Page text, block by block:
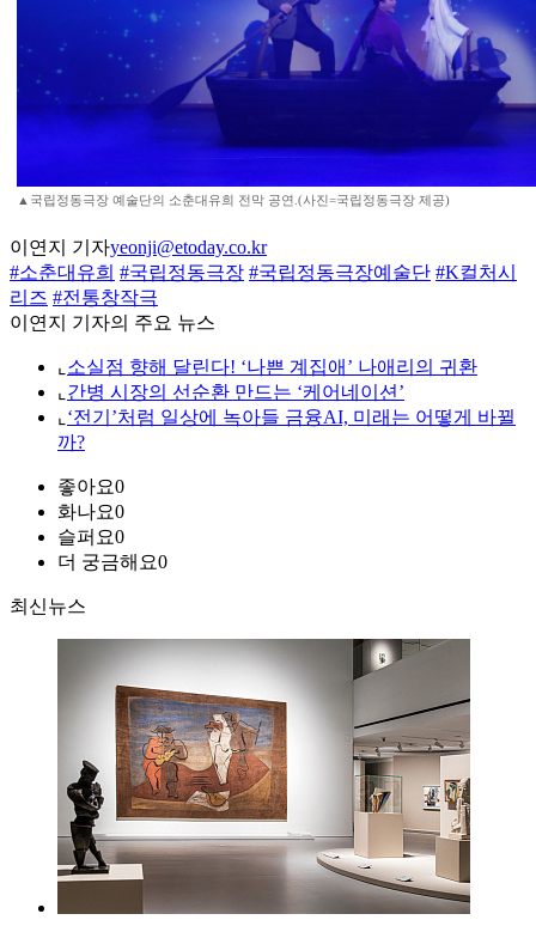
▲국립정동극장 예술단의 소춘대유희 전막 공연.(사진=국립정동극장 제공)
이연지 기자yeonji@etoday.co.kr
#소춘대유희 #국립정동극장 #국립정동극장예술단 #K컬처시
리즈 #전통창작극
이연지 기자의 주요 뉴스
⌞ 소실점 향해 달린다! ‘나쁜 계집애’ 나애리의 귀환
⌞ 간병 시장의 선순환 만드는 ‘케어네이션’
⌞ ‘전기’처럼 일상에 녹아들 금융AI, 미래는 어떻게 바뀔
까?
좋아요0
화나요0
슬퍼요0
더 궁금해요0
최신뉴스